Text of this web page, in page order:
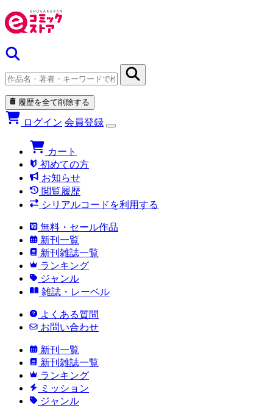
履歴を全て削除する
ログイン 会員登録
カート
初めての方
お知らせ
閲覧履歴
シリアルコードを利用する
無料・セール作品
新刊一覧
新刊雑誌一覧
ランキング
ジャンル
雑誌・レーベル
よくある質問
お問い合わせ
新刊一覧
新刊雑誌一覧
ランキング
ミッション
ジャンル